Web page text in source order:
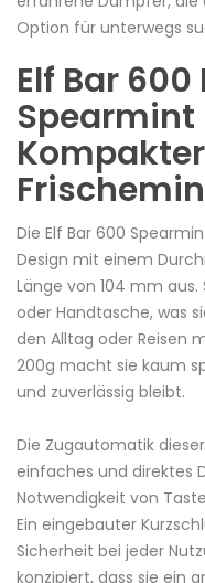
Option für unterwegs
Elf Bar
Spearmint
Die Elf Bar 600
Design mit einem
Länge von 104 mm
oder Handtasche, was
den Alltag oder Reisen
200g macht sie kaum
und zuverlässig bleibt.
Die Zugautomatik
einfaches und direktes
Notwendigkeit von
Ein eingebauter
Sicherheit bei jeder
konzipiert, dass sie ein